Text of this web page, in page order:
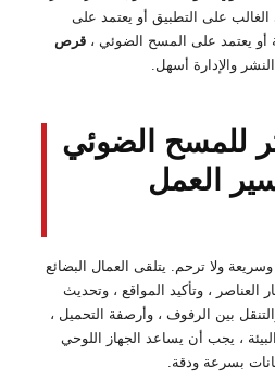
الغالب على التطبيق أو يعتمد على
أو يعتمد على المسح الضوئي ، قرص
والإدارة أسهل.
للمسح الضوئي
العمل
ولا ترحم. يتلقى العمال البضائع
العناصر ، وتأكيد المواقع ، وتحديث
بين الرفوف ، وأرصفة التحميل ،
، يجب أن يساعد الجهاز اللوحي
بسرعة ودقة.